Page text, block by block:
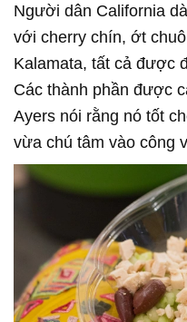
Người dân California
với cherry chín, ớt
Kalamata, tất cả được
Các thành phần được
Ayers nói rằng nó tốt
vừa chú tâm vào công